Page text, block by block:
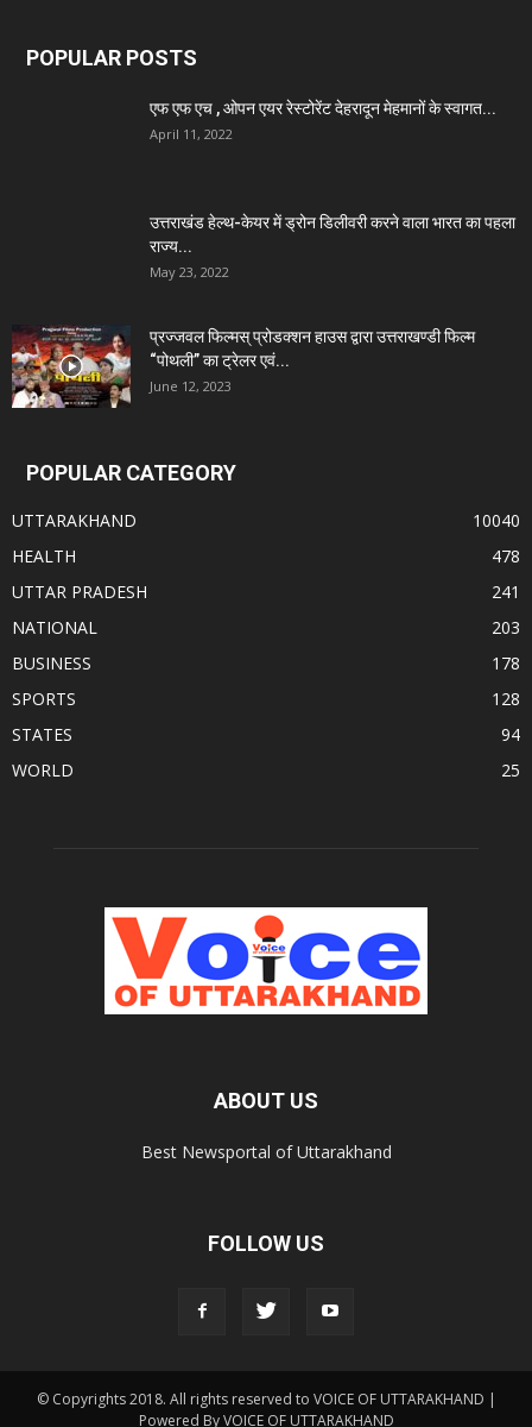
POPULAR POSTS
एफ एफ एच , ओपन एयर रेस्टोरेंट देहरादून मेहमानों के स्वागत...
April 11, 2022
उत्तराखंड हेल्थ-केयर में ड्रोन डिलीवरी करने वाला भारत का पहला
राज्य...
May 23, 2022
प्रज्जवल फिल्मस् प्रोडक्शन हाउस द्वारा उत्तराखण्डी फिल्म
“पोथली” का ट्रेलर एवं...
June 12, 2023
POPULAR CATEGORY
UTTARAKHAND
10040
HEALTH
478
UTTAR PRADESH
241
NATIONAL
203
BUSINESS
178
SPORTS
128
STATES
94
WORLD
25
ABOUT US
Best Newsportal of Uttarakhand
FOLLOW US
© Copyrights 2018. All rights reserved to VOICE OF UTTARAKHAND |
Powered By VOICE OF UTTARAKHAND